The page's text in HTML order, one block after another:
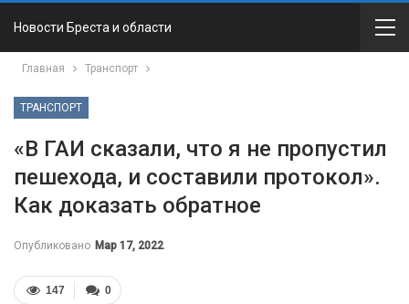
Новости Бреста и области
Главная Транспорт
ТРАНСПОРТ
«В ГАИ сказали, что я не пропустил
пешехода, и составили протокол».
Как доказать обратное
Опубликовано Мар 17, 2022
0
147